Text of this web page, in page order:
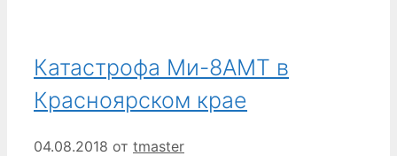
Катастрофа Ми-8АМТ в
Красноярском крае
04.08.2018 от tmaster